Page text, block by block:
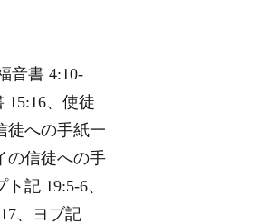
音書 4:10-
15:16、使徒
徒への手紙一
の信徒への手
記 19:5-6、
、ヨブ記